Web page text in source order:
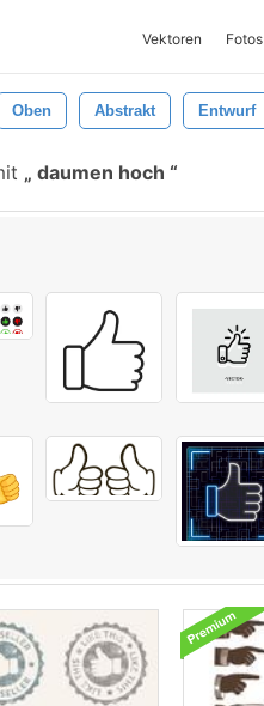
Vektoren Fotos
Oben Abstrakt Entwurf
daumen hoch